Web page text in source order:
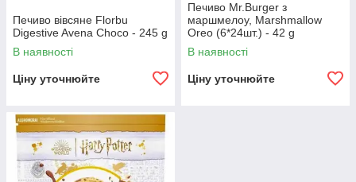
Печиво вівсяне Florbu
Digestive Avena Choco - 245 g
В наявності
Ціну уточнюйте
Печиво Mr.Burger з
маршмелоу, Marshmallow
Oreo (6*24шт.) - 42 g
В наявності
Ціну уточнюйте